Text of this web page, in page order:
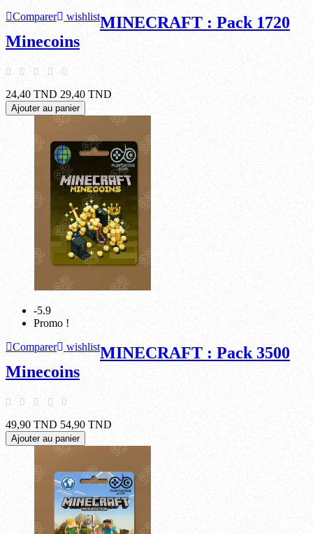
Comparer
wishlistMINECRAFT : Pack 1720
Minecoins
24,40 TND 29,40 TND
Ajouter au panier
-5.9
Promo !
Comparer
wishlistMINECRAFT : Pack 3500
Minecoins
49,90 TND 54,90 TND
Ajouter au panier